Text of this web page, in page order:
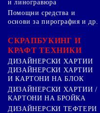
и линогравюра
Помощни средства и
основи за пирография и др.
СКРАПБУКИНГ И
КРАФТ ТЕХНИКИ
ДИЗАЙНЕРСКИ ХАРТИИ
ДИЗАЙНЕРСКИ ХАРТИИ
И КАРТОНИ НА БЛОК
ДИЗАЙНЕРСКИ ХАРТИИ /
КАРТОНИ НА БРОЙКА
ДИЗАЙНЕРСКИ ТЕФТЕРИ